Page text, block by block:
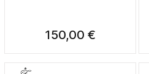
150,00 €